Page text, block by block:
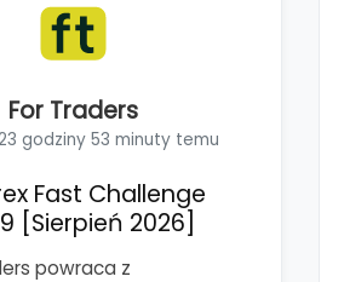
For Traders
godziny 53 minuty temu
Fast Challenge
[Sierpień 2026]
powraca z